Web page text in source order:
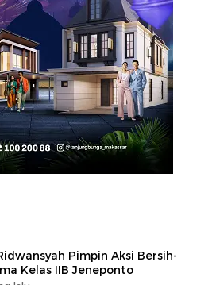
Pimpin Aksi Bersih-
Kelas IIB Jeneponto